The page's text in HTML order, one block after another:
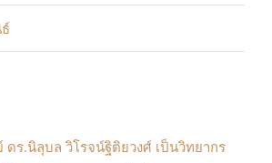
ดร.นิลุบล วิโรจน์ฐิติยวงศ์ เป็นวิทยากร